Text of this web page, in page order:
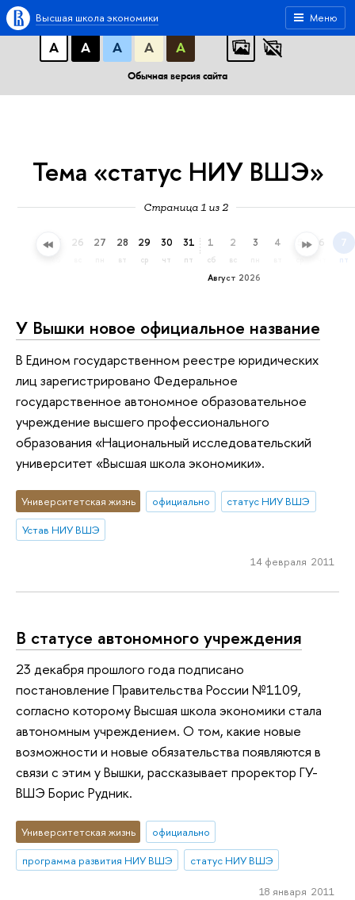
A A A АБВ
АБВ
А
А А А А
Обычная версия сайта
Меню
Высшая школа экономики
Тема «статус НИУ ВШЭ»
Страница 1 из 2
25 26 27 28
вт
29
ср
30
чт
31
пт
Август 2026
1
сб
2
вс
3 4 5 6 7
пт
У Вышки новое официальное название
В Едином государственном реестре юридических
лиц зарегистрировано Федеральное
государственное автономное образовательное
учреждение высшего профессионального
образования «Национальный исследовательский
университет «Высшая школа экономики».
Университетская жизнь официально
статус НИУ ВШЭ
Устав НИУ ВШЭ
14 февраля 2011
В статусе автономного учреждения
23 декабря прошлого года подписано
постановление Правительства России №1109,
согласно которому Высшая школа экономики стала
автономным учреждением. О том, какие новые
возможности и новые обязательства появляются в
связи с этим у Вышки, рассказывает проректор ГУ-
ВШЭ Борис Рудник.
Университетская жизнь
официально
программа развития НИУ ВШЭ
статус НИУ ВШЭ
18 января 2011